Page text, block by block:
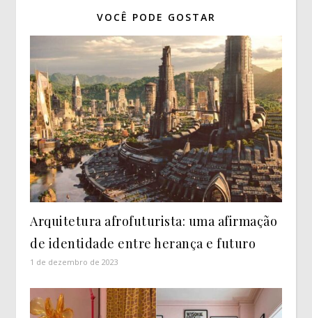
VOCÊ PODE GOSTAR
Arquitetura afrofuturista: uma afirmação
de identidade entre herança e futuro
1 de dezembro de 2023